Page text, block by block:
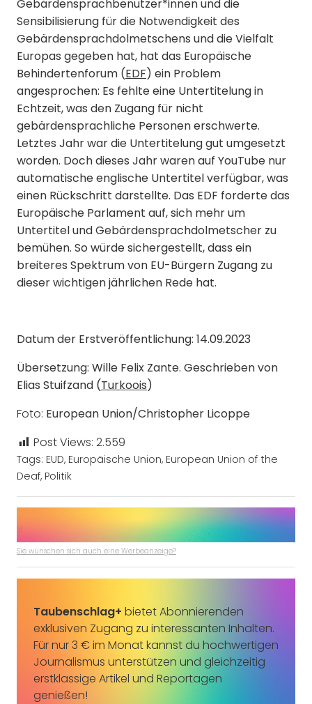
Gebärdensprachbenutzer*innen und die
Sensibilisierung für die Notwendigkeit des
Gebärdensprachdolmetschens und die Vielfalt
Europas gegeben hat, hat das Europäische
Behindertenforum (EDF ) ein Problem
angesprochen: Es fehlte eine Untertitelung in
Echtzeit, was den Zugang für nicht
gebärdensprachliche Personen erschwerte.
Letztes Jahr war die Untertitelung gut umgesetzt
worden. Doch dieses Jahr waren auf YouTube nur
automatische englische Untertitel verfügbar, was
einen Rückschritt darstellte. Das EDF forderte das
Europäische Parlament auf, sich mehr um
Untertitel und Gebärdensprachdolmetscher zu
bemühen. So würde sichergestellt, dass ein
breiteres Spektrum von EU-Bürgern Zugang zu
dieser wichtigen jährlichen Rede hat.
Datum der Erstveröffentlichung: 14.09.2023
Übersetzung: Wille Felix Zante. Geschrieben von
Elias Stuifzand (Turkoois )
Foto: European Union/Christopher Licoppe
Post Views: 2.559
Tags: EUD, Europäische Union, European Union of the
Deaf, Politik
Sie wünschen sich auch eine Werbeanzeige?
Taubenschlag+ bietet Abonnierenden
exklusiven Zugang zu interessanten Inhalten.
Für nur 3 € im Monat kannst du hochwertigen
Journalismus unterstützen und gleichzeitig
erstklassige Artikel und Reportagen
genießen!